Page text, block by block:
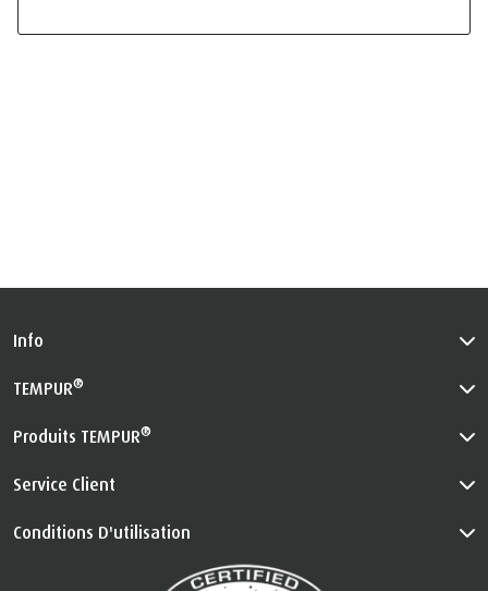
Info
TEMPUR®
Produits TEMPUR®
Service Client
Conditions D'utilisation